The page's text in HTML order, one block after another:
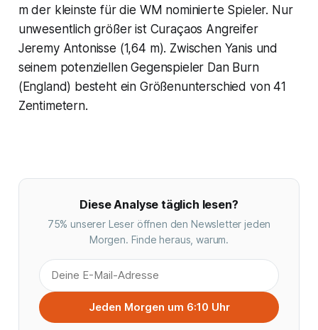
m der kleinste für die WM nominierte Spieler. Nur
unwesentlich größer ist Curaçaos Angreifer
Jeremy Antonisse (1,64 m). Zwischen Yanis und
seinem potenziellen Gegenspieler Dan Burn
(England) besteht ein Größenunterschied von 41
Zentimetern.
Diese Analyse täglich lesen?
75% unserer Leser öffnen den Newsletter jeden
Morgen. Finde heraus, warum.
Jeden Morgen um 6:10 Uhr